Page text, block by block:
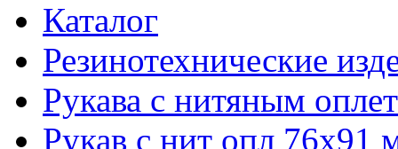
Каталог
Резинотехнические
Рукава с нитяным
Рукав с нит опл